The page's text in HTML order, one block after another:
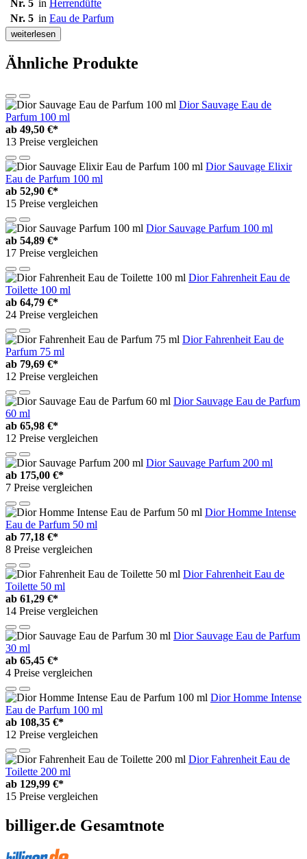
Nr. 5 in Herrendüfte
Nr. 5 in Eau de Parfum
weiterlesen
Ähnliche Produkte
Dior Sauvage Eau de
Parfum 100 ml
ab 49,50 €*
13 Preise vergleichen
Dior Sauvage Elixir
Eau de Parfum 100 ml
ab 52,90 €*
15 Preise vergleichen
Dior Sauvage Parfum 100 ml
ab 54,89 €*
17 Preise vergleichen
Dior Fahrenheit Eau de
Toilette 100 ml
ab 64,79 €*
24 Preise vergleichen
Dior Fahrenheit Eau de
Parfum 75 ml
ab 79,69 €*
12 Preise vergleichen
Dior Sauvage Eau de Parfum
60 ml
ab 65,98 €*
12 Preise vergleichen
Dior Sauvage Parfum 200 ml
ab 175,00 €*
7 Preise vergleichen
Dior Homme Intense
Eau de Parfum 50 ml
ab 77,18 €*
8 Preise vergleichen
Dior Fahrenheit Eau de
Toilette 50 ml
ab 61,29 €*
14 Preise vergleichen
Dior Sauvage Eau de Parfum
30 ml
ab 65,45 €*
4 Preise vergleichen
Dior Homme Intense
Eau de Parfum 100 ml
ab 108,35 €*
12 Preise vergleichen
Dior Fahrenheit Eau de
Toilette 200 ml
ab 129,99 €*
15 Preise vergleichen
billiger.de Gesamtnote